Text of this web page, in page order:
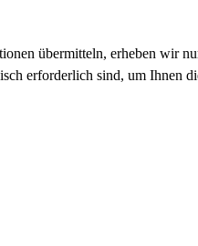
übermitteln, erheben wir
erforderlich sind, um Ihnen